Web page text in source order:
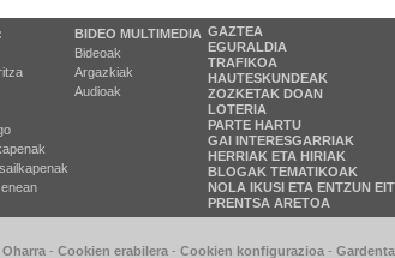
BIDEO MULTIMEDIA
Bideoak
Argazkiak
Audioak
GAZTEA
EGURALDIA
TRAFIKOA
HAUTESKUNDEAK
ZOZKETAK DOAN
LOTERIA
PARTE HARTU
GAI INTERESGARRIAK
HERRIAK ETA HIRIAK
BLOGAK TEMATIKOAK
NOLA IKUSI ETA ENTZUN
PRENTSA ARETOA
Oharra - Cookien erabilera - Cookien konfigurazioa -